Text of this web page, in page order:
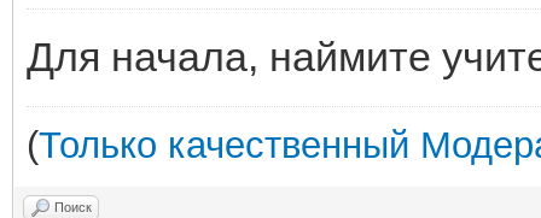
Для начала, наймите
(Только качественный
Поиск